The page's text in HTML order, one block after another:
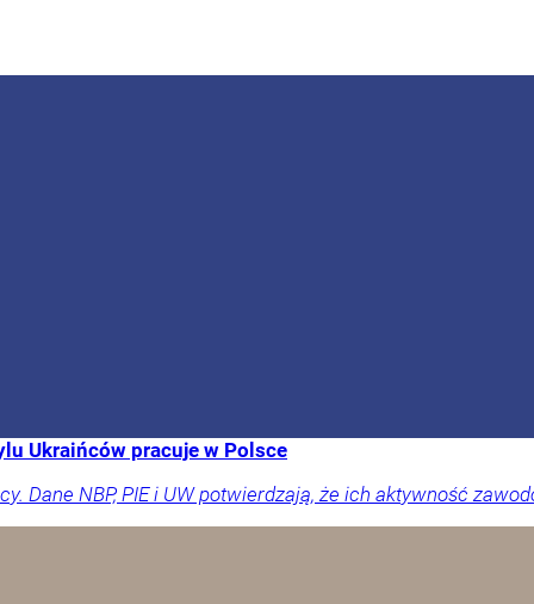
Ukraińców pracuje w Polsce
Dane NBP, PIE i UW potwierdzają, że ich aktywność